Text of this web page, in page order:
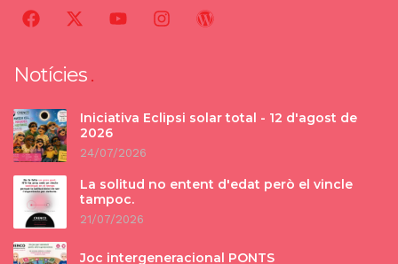
Notícies
Iniciativa Eclipsi solar total - 12 d'agost de
2026
24/07/2026
La solitud no entent d'edat però el vincle
tampoc.
21/07/2026
Joc intergeneracional PONTS